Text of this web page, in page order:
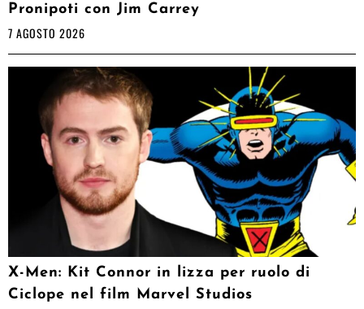
Pronipoti con Jim Carrey
7 AGOSTO 2026
X-Men: Kit Connor in lizza per ruolo di
Ciclope nel film Marvel Studios